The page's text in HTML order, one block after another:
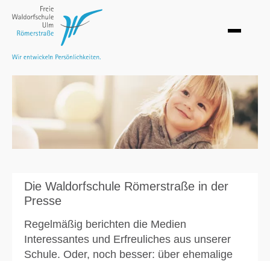
Die Waldorfschule Römerstraße in der
Presse
Regelmäßig berichten die Medien
Interessantes und Erfreuliches aus unserer
Schule. Oder, noch besser: über ehemalige